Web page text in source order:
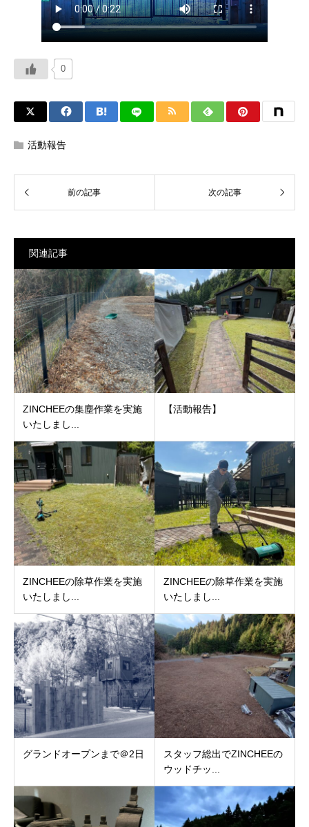
0
活動報告
関連記事
ZINCHEEの集塵作業を実施
いたしまし...
【活動報告】
ZINCHEEの除草作業を実施
いたしまし...
ZINCHEEの除草作業を実施
いたしまし...
グランドオープンまで＠2日
スタッフ総出でZINCHEEの
ウッドチッ...